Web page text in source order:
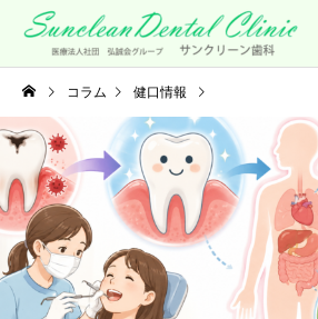
コラム 健口情報